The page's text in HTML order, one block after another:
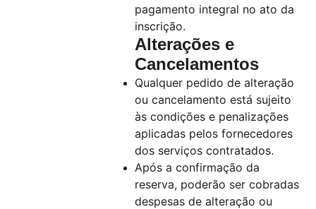
pagamento integral no ato da
inscrição.
Alterações e
Cancelamentos
Qualquer pedido de alteração
ou cancelamento está sujeito
às condições e penalizações
aplicadas pelos fornecedores
dos serviços contratados.
Após a confirmação da
reserva, poderão ser cobradas
despesas de alteração ou